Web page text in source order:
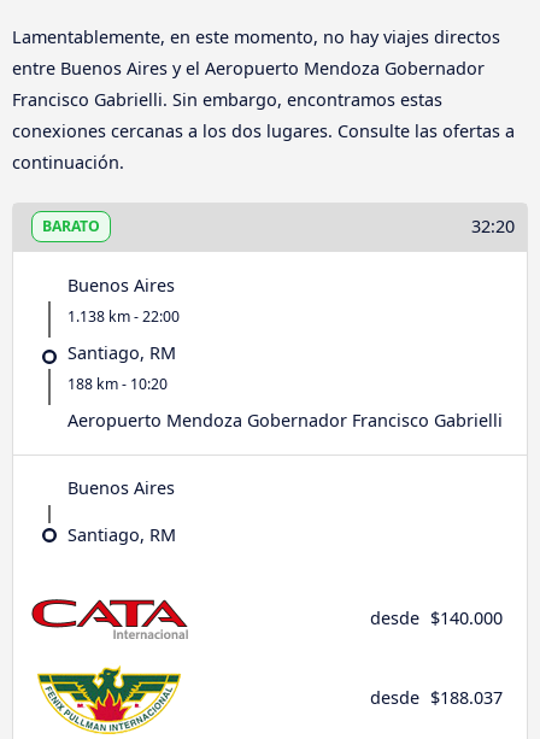
Lamentablemente, en este momento, no hay viajes directos
entre Buenos Aires y el Aeropuerto Mendoza Gobernador
Francisco Gabrielli. Sin embargo, encontramos estas
conexiones cercanas a los dos lugares. Consulte las ofertas a
continuación.
BARATO 32:20
Buenos Aires
1.138 km - 22:00
Santiago, RM
188 km - 10:20
Aeropuerto Mendoza Gobernador Francisco Gabrielli
Buenos Aires
Santiago, RM
desde $140.000
desde $188.037